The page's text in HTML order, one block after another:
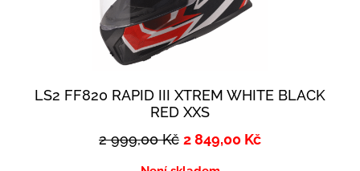
LS2 FF820 RAPID III XTREM WHITE BLACK
RED XXS
2 999,00Kč 2 849,00 Kč